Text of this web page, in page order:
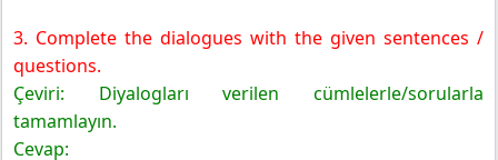
3. Complete the dialogues with the given sentences /
questions.
Çeviri: Diyalogları verilen cümlelerle/sorularla
tamamlayın.
Cevap: